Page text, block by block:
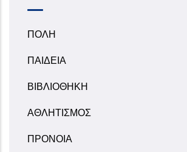
ΠΟΛΗ
ΠΑΙΔΕΙΑ
ΒΙΒΛΙΟΘΗΚΗ
ΑΘΛΗΤΙΣΜΟΣ
ΠΡΟΝΟΙΑ